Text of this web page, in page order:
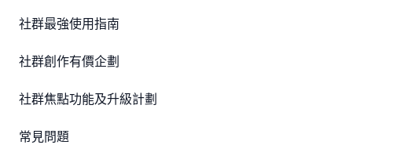
社群最強使用指南
社群創作有價企劃
社群焦點功能及升級計劃
常見問題